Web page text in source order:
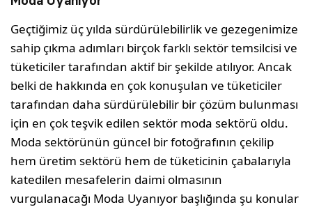
Geçtiğimiz üç yılda sürdürülebilirlik ve gezegenimize
sahip çıkma adımları birçok farklı sektör temsilcisi ve
tüketiciler tarafından aktif bir şekilde atılıyor. Ancak
belki de hakkında en çok konuşulan ve tüketiciler
tarafından daha sürdürülebilir bir çözüm bulunması
için en çok teşvik edilen sektör moda sektörü oldu.
Moda sektörünün güncel bir fotoğrafının çekilip
hem üretim sektörü hem de tüketicinin çabalarıyla
katedilen mesafelerin daimi olmasının
vurgulanacağı Moda Uyanıyor başlığında şu konular